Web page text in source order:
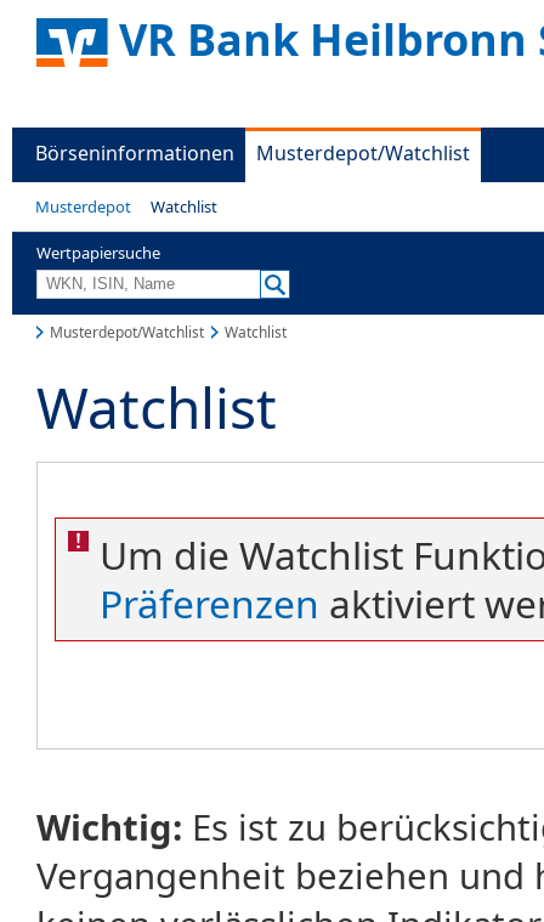
VR Bank Heilbronn
Börseninformationen Musterdepot/Watchlist
Musterdepot Watchlist
Wertpapiersuche
Musterdepot/Watchlist Watchlist
Watchlist
Um die Watchlist
Präferenzen aktiviert
Wichtig: Es ist zu
Vergangenheit beziehen